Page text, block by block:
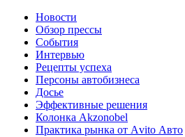
Новости
Обзор прессы
События
Интервью
Рецепты успеха
Персоны автобизнеса
Досье
Эффективные решения
Колонка Akzonobel
Практика рынка от Аvito Авто